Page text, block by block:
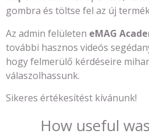
gombra és töltse fel az új
Az admin felületen eMAG
további hasznos videós
hogy felmerülő kérdéseire
válaszolhassunk.
Sikeres értékesítést kívánunk!
How useful